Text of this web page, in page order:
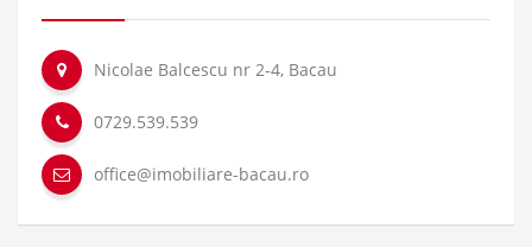
Nicolae Balcescu nr 2-4, Bacau
0729.539.539
office@imobiliare-bacau.ro